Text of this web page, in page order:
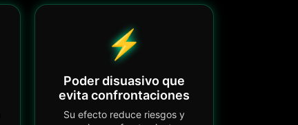
⚡
Poder disuasivo que
evita confrontaciones
Su efecto reduce riesgos y